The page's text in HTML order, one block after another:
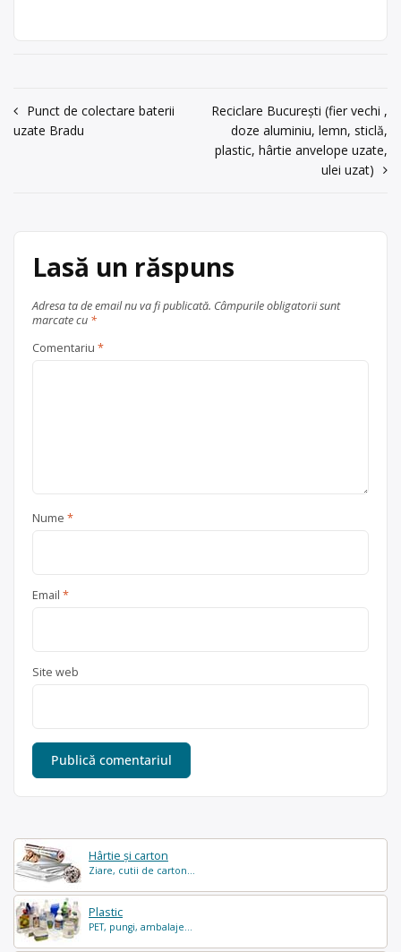
Hârtie și carton
Ziare, cutii de carton...
Plastic
PET, pungi, ambalaje...
Plevnei Bl. G10, ap. 69, tel:0744-
645902
0744645902
Navigare
Punct de colectare baterii
uzate Bradu
Reciclare București (fier vechi ,
doze aluminiu, lemn, sticlă,
plastic, hârtie anvelope uzate,
ulei uzat)
Lasă un răspuns
Adresa ta de email nu va fi publicată. Câmpurile obligatorii sunt
marcate cu *
Comentariu *
Nume *
Email *
Site web